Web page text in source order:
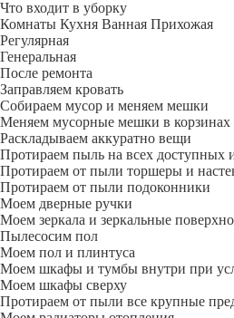
Что входит в уборку
Регу­лярная
Гене­ральная
После ремонта
Заправляем кровать
Собираем мусор и меняем мешки
Меняем мусорные мешки в корзинах
Раскладываем аккуратно вещи
Протираем пыль на всех доступных
Протираем от пыли торшеры и
Протираем от пыли подоконники
Моем дверные ручки
Моем зеркала и зеркальные
Пылесосим пол
Моем пол и плинтуса
Моем шкафы и тумбы внутри при
Моем шкафы сверху
Протираем от пыли все крупные